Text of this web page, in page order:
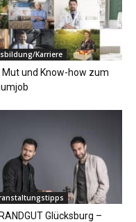
Karriere
Mut und Know-how zum
Glücksburg –